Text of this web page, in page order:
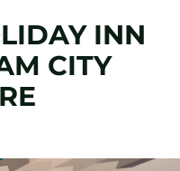
INN
CITY